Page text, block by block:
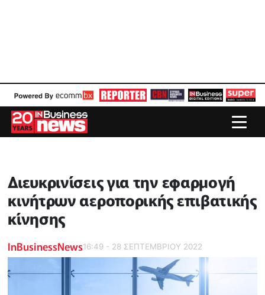
Διευκρινίσεις για την εφαρμογή
κινήτρων αεροπορικής επιβατικής
κίνησης
InBusinessNews16:49 - 28 ΣΕΠΤΕΜΒΡΙΟΥ 2022